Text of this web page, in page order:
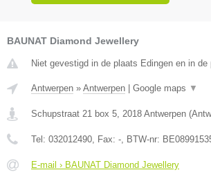
BAUNAT Diamond Jewellery
Niet gevestigd in de plaats Edingen en in de
Antwerpen » Antwerpen Google maps ▼
Schupstraat 21 box 5 2018 Antwerpen (
Tel: 032012490 , Fax: - , BTW-nr:
E-mail › BAUNAT Diamond Jewellery